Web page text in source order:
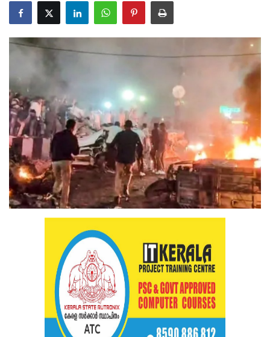
Health
Technology